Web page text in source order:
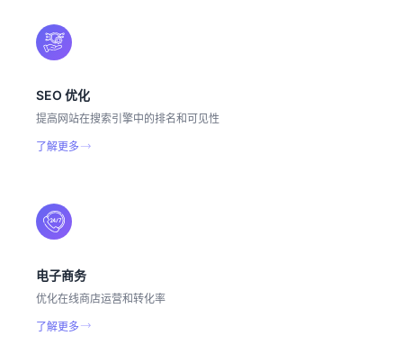
SEO 优化
提高网站在搜索引擎中的排名和可见性
了解更多
电子商务
优化在线商店运营和转化率
了解更多